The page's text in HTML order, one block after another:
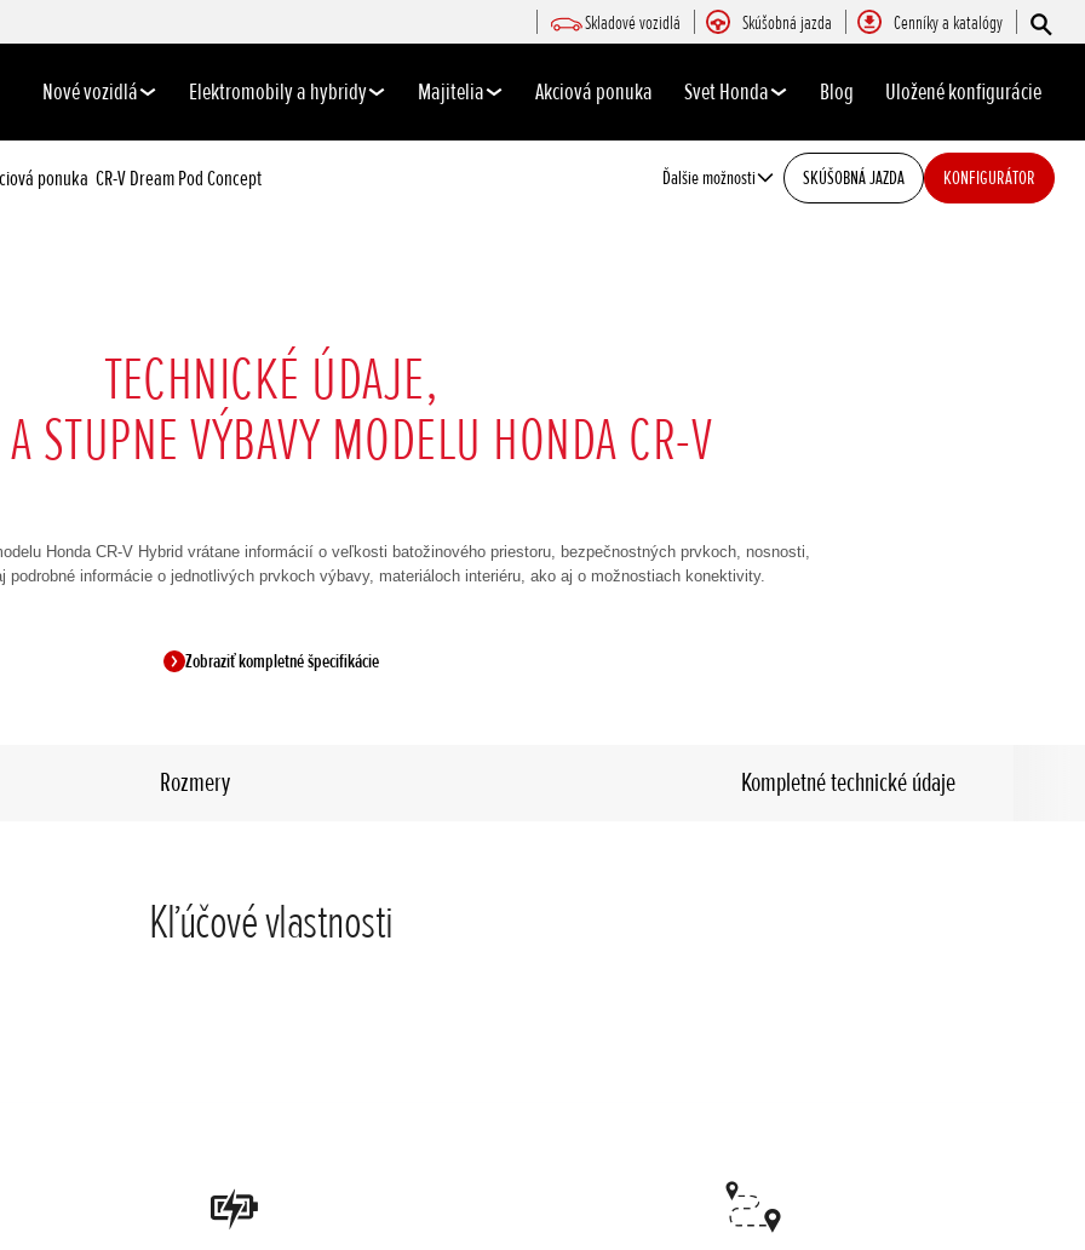
Skladové vozidlá Skúšobná jazda Cenníky a katalógy
Nové vozidlá Elektromobily a hybridy Majitelia Akciová ponuka Svet Honda Blog Uložené konfigurácie
ponuka CR-V Dream Pod Concept Ďalšie možnosti SKÚŠOBNÁ JAZDA KONFIGURÁTOR
TECHNICKÉ ÚDAJE,
STUPNE VÝBAVY MODELU HONDA CR-V
Honda CR-V Hybrid vrátane informácií o veľkosti batožinového priestoru, bezpečnostných prvkoch, nosnosti,
podrobné informácie o jednotlivých prvkoch výbavy, materiáloch interiéru, ako aj o možnostiach konektivity.
Zobraziť kompletné špecifikácie
Rozmery Kompletné technické údaje
Kľúčové vlastnosti